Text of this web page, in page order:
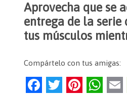
Aprovecha que se
entrega de la serie
tus músculos
Compártelo con tus amigas:
F
T
Pi
W